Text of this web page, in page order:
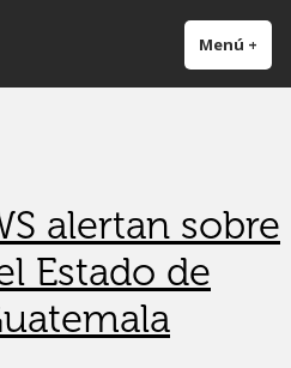
Latina y el
erradicar el hambre, la pobreza y
Menú +
alertan sobre
Estado de